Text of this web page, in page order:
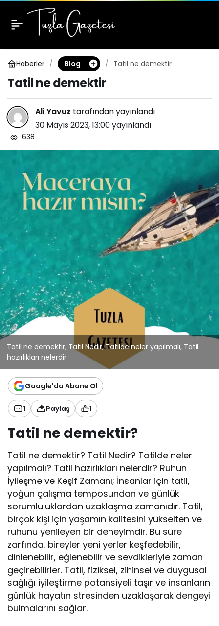
Haberler Blog Tatil ne demektir
Tatil ne demektir
Ali Yavuz tarafından yayınlandı
30 Mayıs 2023, 13:00yayınlandı
638
Tatil ne demektir, Tatil Nedir, Tatilde neler yapılmalı, Tatil
hazırlıkları nelerdir
Google'da Abone Ol
1 Paylaş 1
Tatil ne demektir?
Tatil ne demektir? Tatil Nedir? Tatilde neler
yapılmalı? Tatil hazırlıkları nelerdir? Ruhun
İyileşme ve Keşif Zamanı; İnsanlar için tatil,
yoğun çalışma temposundan ve günlük
sorumluluklardan uzaklaşma zamanıdır. Tatil,
birçok kişi için yaşamın kalitesini yükselten ve
ruhunu yenileyen bir deneyimdir. Bu süre
zarfında, bireyler yeni yerler keşfedebilir,
dinlenebilir, eğlenebilir ve sevdikleriyle zaman
geçirebilirler. Tatil, fiziksel, zihinsel ve duygusal
sağlığı iyileştirme potansiyeli taşır ve insanların
günlük hayatın stresinden uzaklaşarak dengeyi
bulmalarını sağlar.
Tatil ne demektir